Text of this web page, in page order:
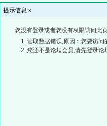
提示信息 »
您没有登录或者您没有权限访问此
读取数据错误,原因：您要访问
您还不是论坛会员,请先登录论